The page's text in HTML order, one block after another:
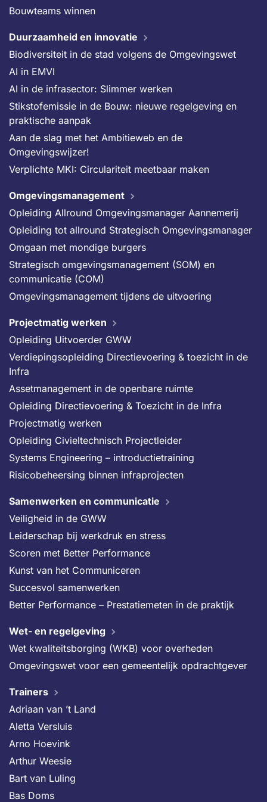
Bouwteams winnen
Duurzaamheid en innovatie
Biodiversiteit in de stad volgens de Omgevingswet
AI in EMVI
AI in de infrasector: Slimmer werken
Stikstofemissie in de Bouw: nieuwe regelgeving en
praktische aanpak
Aan de slag met het Ambitieweb en de
Omgevingswijzer!
Verplichte MKI: Circulariteit meetbaar maken
Omgevingsmanagement
Opleiding Allround Omgevingsmanager Aannemerij
Opleiding tot allround Strategisch Omgevingsmanager
Omgaan met mondige burgers
Strategisch omgevingsmanagement (SOM) en
communicatie (COM)
Omgevingsmanagement tijdens de uitvoering
Projectmatig werken
Opleiding Uitvoerder GWW
Verdiepingsopleiding Directievoering & toezicht in de
Infra
Assetmanagement in de openbare ruimte
Opleiding Directievoering & Toezicht in de Infra
Projectmatig werken
Opleiding Civieltechnisch Projectleider
Systems Engineering – introductietraining
Risicobeheersing binnen infraprojecten
Samenwerken en communicatie
Veiligheid in de GWW
Leiderschap bij werkdruk en stress
Scoren met Better Performance
Kunst van het Communiceren
Succesvol samenwerken
Better Performance – Prestatiemeten in de praktijk
Wet- en regelgeving
Wet kwaliteitsborging (WKB) voor overheden
Omgevingswet voor een gemeentelijk opdrachtgever
Trainers
Adriaan van ’t Land
Aletta Versluis
Arno Hoevink
Arthur Weesie
Bart van Luling
Bas Doms